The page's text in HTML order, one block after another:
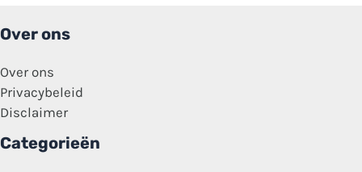
Over ons
Over ons
Privacybeleid
Disclaimer
Categorieën